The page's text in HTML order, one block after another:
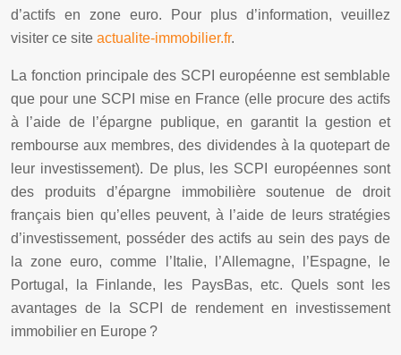
d’actifs en zone euro. Pour plus d’information, veuillez
visiter ce site actualite-immobilier.fr.
La fonction principale des SCPI européenne est semblable
que pour une SCPI mise en France (elle procure des actifs
à l’aide de l’épargne publique, en garantit la gestion et
rembourse aux membres, des dividendes à la quotepart de
leur investissement). De plus, les SCPI européennes sont
des produits d’épargne immobilière soutenue de droit
français bien qu’elles peuvent, à l’aide de leurs stratégies
d’investissement, posséder des actifs au sein des pays de
la zone euro, comme l’Italie, l’Allemagne, l’Espagne, le
Portugal, la Finlande, les PaysBas, etc. Quels sont les
avantages de la SCPI de rendement en investissement
immobilier en Europe ?